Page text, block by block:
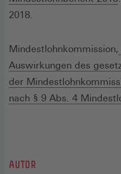
2018.
Mindestlohnkommission,
Auswirkungen des
der
nach § 9 Abs. 4
AUTOR